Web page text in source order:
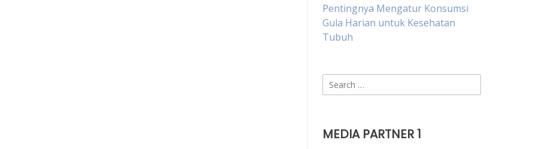
Pentingnya Mengatur Konsumsi
Gula Harian untuk Kesehatan
Tubuh
Search
for:
MEDIA PARTNER 1